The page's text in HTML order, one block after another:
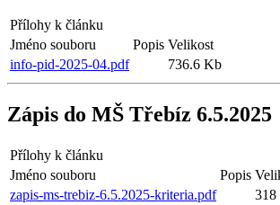
Přílohy k článku
Jméno souboru
Popis Velikost
info-pid-2025-04.pdf
736.6 Kb
Zápis do MŠ Třebíz 6.5.2025
Přílohy k článku
Jméno souboru
Popis
zapis-ms-trebiz-6.5.2025-kriteria.pdf